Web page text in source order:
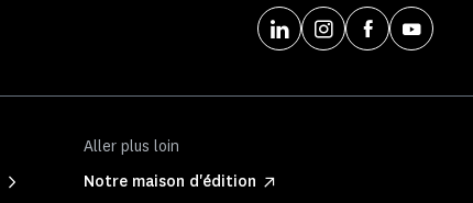
Aller plus loin
Notre maison d'édition